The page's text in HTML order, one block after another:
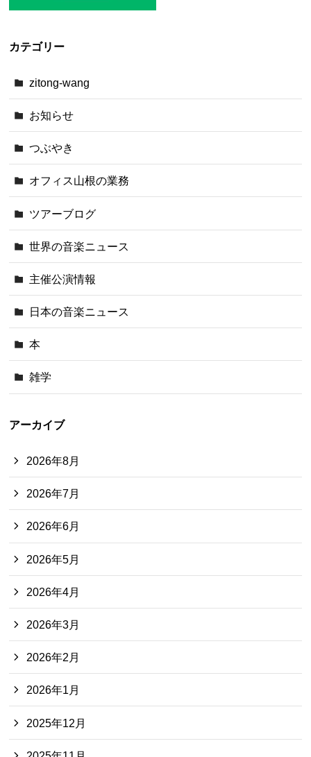
カテゴリー
zitong-wang
お知らせ
つぶやき
オフィス山根の業務
ツアーブログ
世界の音楽ニュース
主催公演情報
日本の音楽ニュース
本
雑学
アーカイブ
2026年8月
2026年7月
2026年6月
2026年5月
2026年4月
2026年3月
2026年2月
2026年1月
2025年12月